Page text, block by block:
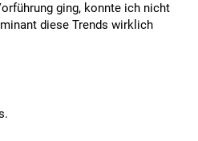
ging, konnte ich nicht
diese Trends wirklich